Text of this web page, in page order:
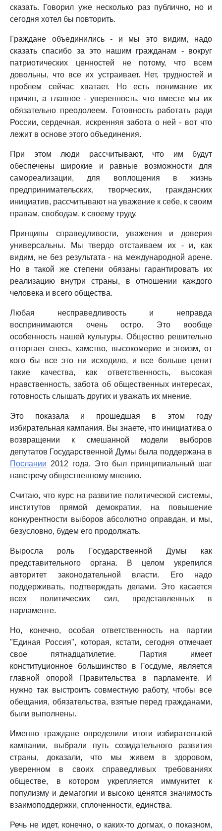
сказать. Говорил уже несколько раз публично, но и
сегодня хотел бы повторить.
Граждане объединились - и мы это видим, надо
сказать спасибо за это нашим гражданам - вокруг
патриотических ценностей не потому, что всем
довольны, что все их устраивает. Нет, трудностей и
проблем сейчас хватает. Но есть понимание их
причин, а главное - уверенность, что вместе мы их
обязательно преодолеем. Готовность работать ради
России, сердечная, искренняя забота о ней - вот что
лежит в основе этого объединения.
При этом люди рассчитывают, что им будут
обеспечены широкие и равные возможности для
самореализации, для воплощения в жизнь
предпринимательских, творческих, гражданских
инициатив, рассчитывают на уважение к себе, к своим
правам, свободам, к своему труду.
Принципы справедливости, уважения и доверия
универсальны. Мы твердо отстаиваем их - и, как
видим, не без результата - на международной арене.
Но в такой же степени обязаны гарантировать их
реализацию внутри страны, в отношении каждого
человека и всего общества.
Любая несправедливость и неправда
воспринимаются очень остро. Это вообще
особенность нашей культуры. Общество решительно
отторгает спесь, хамство, высокомерие и эгоизм, от
кого бы все это ни исходило, и все больше ценит
такие качества, как ответственность, высокая
нравственность, забота об общественных интересах,
готовность слышать других и уважать их мнение.
Это показала и прошедшая в этом году
избирательная кампания. Вы знаете, что инициатива о
возвращении к смешанной модели выборов
депутатов Государственной Думы была поддержана в
Послании 2012 года. Это был принципиальный шаг
навстречу общественному мнению.
Считаю, что курс на развитие политической системы,
институтов прямой демократии, на повышение
конкурентности выборов абсолютно оправдан, и мы,
безусловно, будем его продолжать.
Выросла роль Государственной Думы как
представительного органа. В целом укрепился
авторитет законодательной власти. Его надо
поддерживать, подтверждать делами. Это касается
всех политических сил, представленных в
парламенте.
Но, конечно, особая ответственность на партии
"Единая Россия", которая, кстати, сегодня отмечает
свое пятнадцатилетие. Партия имеет
конституционное большинство в Госдуме, является
главной опорой Правительства в парламенте. И
нужно так выстроить совместную работу, чтобы все
обещания, обязательства, взятые перед гражданами,
были выполнены.
Именно граждане определили итоги избирательной
кампании, выбрали путь созидательного развития
страны, доказали, что мы живем в здоровом,
уверенном в своих справедливых требованиях
обществе, в котором укрепляется иммунитет к
популизму и демагогии и высоко ценятся значимость
взаимоподдержки, сплоченности, единства.
Речь не идет, конечно, о каких-то догмах, о показном,